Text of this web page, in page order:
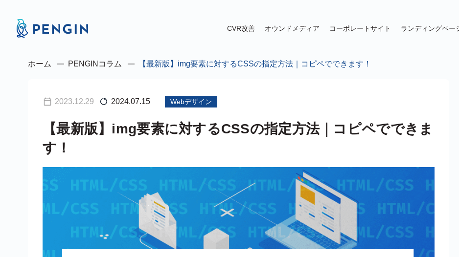
CVR改善 オウンドメディア コーポレートサイト ランディングペー
ホーム PENGINコラム 【最新版】img要素に対するCSSの指定方法｜コピペでできます！
2023.12.29 2024.07.15 Webデザイン
【最新版】img要素に対するCSSの指定方法｜コピペでできま
す！